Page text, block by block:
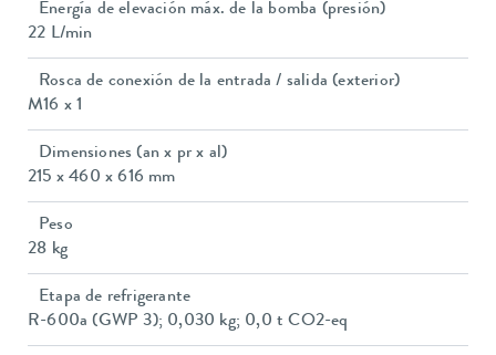
Energía de elevación máx. de la bomba (presión)
22 L/min
Rosca de conexión de la entrada / salida (exterior)
M16 x 1
Dimensiones (an x pr x al)
215 x 460 x 616 mm
Peso
28 kg
Etapa de refrigerante
R-600a (GWP 3); 0,030 kg; 0,0 t CO2-eq